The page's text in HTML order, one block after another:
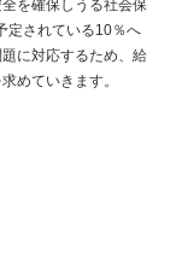
を確保しうる社会保
定されている10％へ
に対応するため、給
めていきます。